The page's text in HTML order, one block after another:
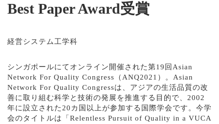
Best Paper Award受賞
経営システム工学科
シンガポールにてオンライン開催された第19回Asian
Network For Quality Congress（ANQ2021）。Asian
Network For Quality Congressは、アジアの生活品質の改
善に取り組む科学と技術の発展を推進する目的で、2002
年に設立された20カ国以上が参加する国際学会です。今学
会のタイトルは「Relentless Pursuit of Quality in a VUCA